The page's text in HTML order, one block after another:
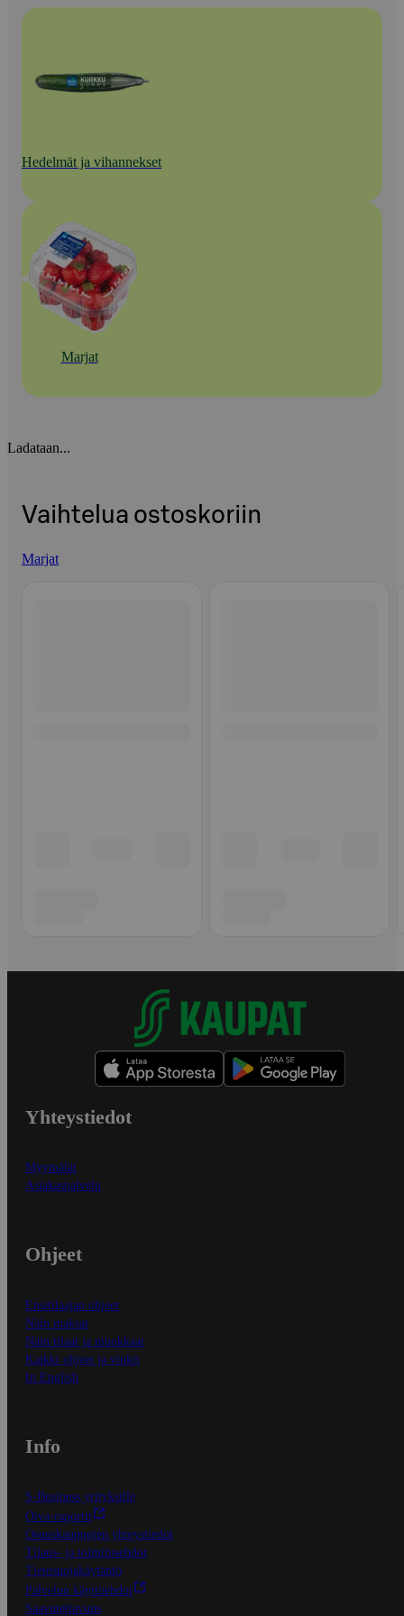
Hedelmät ja vihannekset
Marjat
Ladataan...
Vaihtelua ostoskoriin
Marjat
Yhteystiedot
Myymälät
Asiakaspalvelu
Ohjeet
Ensitilaajan ohjeet
Näin maksat
Näin tilaat ja muokkaat
Kaikki ohjeet ja vinkit
In English
Info
S-Business yrityksille
Oiva-raportit
Osuuskauppojen yhteystiedot
Tilaus- ja toimitusehdot
Tietosuojakäytäntö
Palvelun käyttöehdot
Saavutettavuus